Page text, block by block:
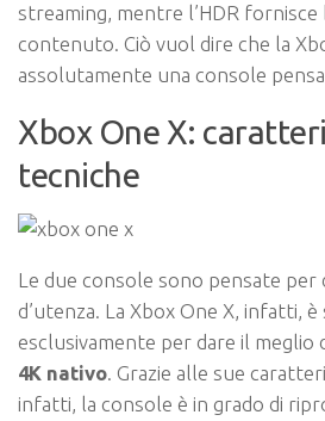
streaming, mentre l’HDR fornisce
contenuto. Ciò vuol dire che la
assolutamente una console
Xbox One X:
tecniche
Le due console sono pensate per
d’utenza. La Xbox One X, infatti,
esclusivamente per dare il meglio
4K nativo . Grazie alle sue
infatti, la console è in grado di